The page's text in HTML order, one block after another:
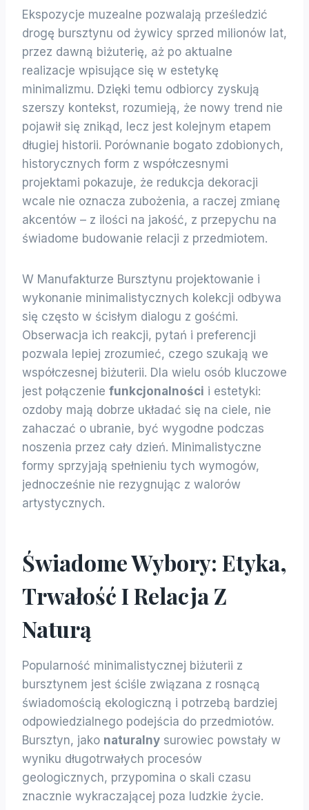
Ekspozycje muzealne pozwalają prześledzić
drogę bursztynu od żywicy sprzed milionów lat,
przez dawną biżuterię, aż po aktualne
realizacje wpisujące się w estetykę
minimalizmu. Dzięki temu odbiorcy zyskują
szerszy kontekst, rozumieją, że nowy trend nie
pojawił się znikąd, lecz jest kolejnym etapem
długiej historii. Porównanie bogato zdobionych,
historycznych form z współczesnymi
projektami pokazuje, że redukcja dekoracji
wcale nie oznacza zubożenia, a raczej zmianę
akcentów – z ilości na jakość, z przepychu na
świadome budowanie relacji z przedmiotem.
W Manufakturze Bursztynu projektowanie i
wykonanie minimalistycznych kolekcji odbywa
się często w ścisłym dialogu z gośćmi.
Obserwacja ich reakcji, pytań i preferencji
pozwala lepiej zrozumieć, czego szukają we
współczesnej biżuterii. Dla wielu osób kluczowe
jest połączenie funkcjonalności i estetyki:
ozdoby mają dobrze układać się na ciele, nie
zahaczać o ubranie, być wygodne podczas
noszenia przez cały dzień. Minimalistyczne
formy sprzyjają spełnieniu tych wymogów,
jednocześnie nie rezygnując z walorów
artystycznych.
Świadome Wybory: Etyka,
Trwałość I Relacja Z
Naturą
Popularność minimalistycznej biżuterii z
bursztynem jest ściśle związana z rosnącą
świadomością ekologiczną i potrzebą bardziej
odpowiedzialnego podejścia do przedmiotów.
Bursztyn, jako naturalny surowiec powstały w
wyniku długotrwałych procesów
geologicznych, przypomina o skali czasu
znacznie wykraczającej poza ludzkie życie.